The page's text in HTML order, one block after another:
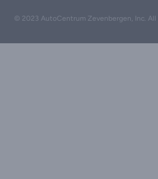
© 2023 AutoCentrum Zevenbergen, Inc. All